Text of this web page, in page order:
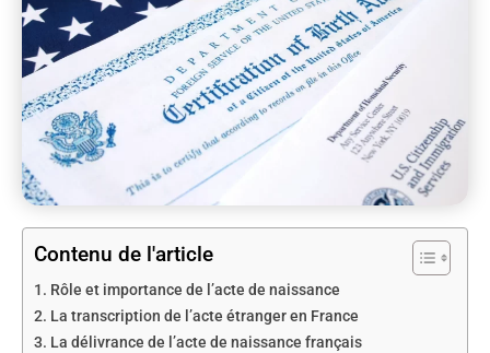
Contenu de l'article
Rôle et importance de l’acte de naissance
La transcription de l’acte étranger en France
La délivrance de l’acte de naissance français